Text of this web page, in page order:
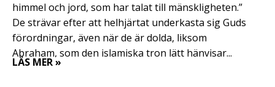
himmel och jord, som har talat till mänskligheten.”
De strävar efter att helhjärtat underkasta sig Guds
förordningar, även när de är dolda, liksom
Abraham, som den islamiska tron ​​lätt hänvisar...
LÄS MER »